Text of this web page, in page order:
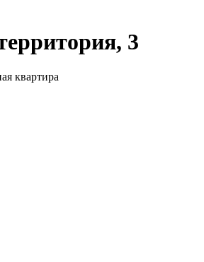
3
квартира